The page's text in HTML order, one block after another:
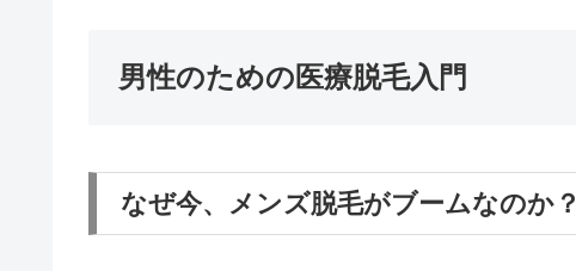
男性のための医療脱毛入門
なぜ今、メンズ脱毛がブームなのか？